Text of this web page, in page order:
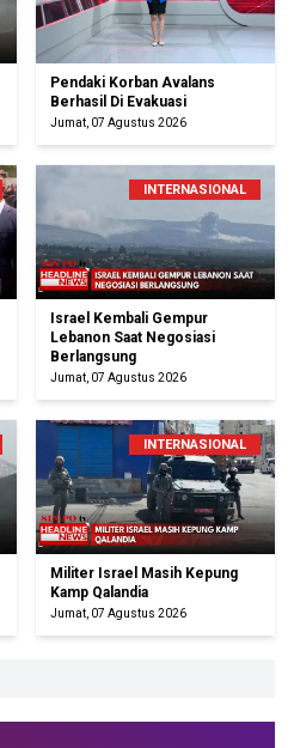
Pendaki Korban Avalans
Berhasil Di Evakuasi
Jumat, 07 Agustus 2026
INTERNASIONAL
Israel Kembali Gempur
Lebanon Saat Negosiasi
Berlangsung
Jumat, 07 Agustus 2026
INTERNASIONAL
Militer Israel Masih Kepung
Kamp Qalandia
Jumat, 07 Agustus 2026